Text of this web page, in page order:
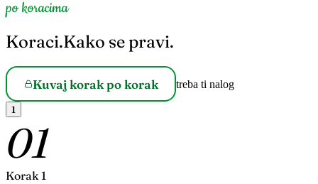
po koracima
Koraci.Kako se pravi.
Kuvaj korak po korak treba ti nalog
1
01
Korak 1